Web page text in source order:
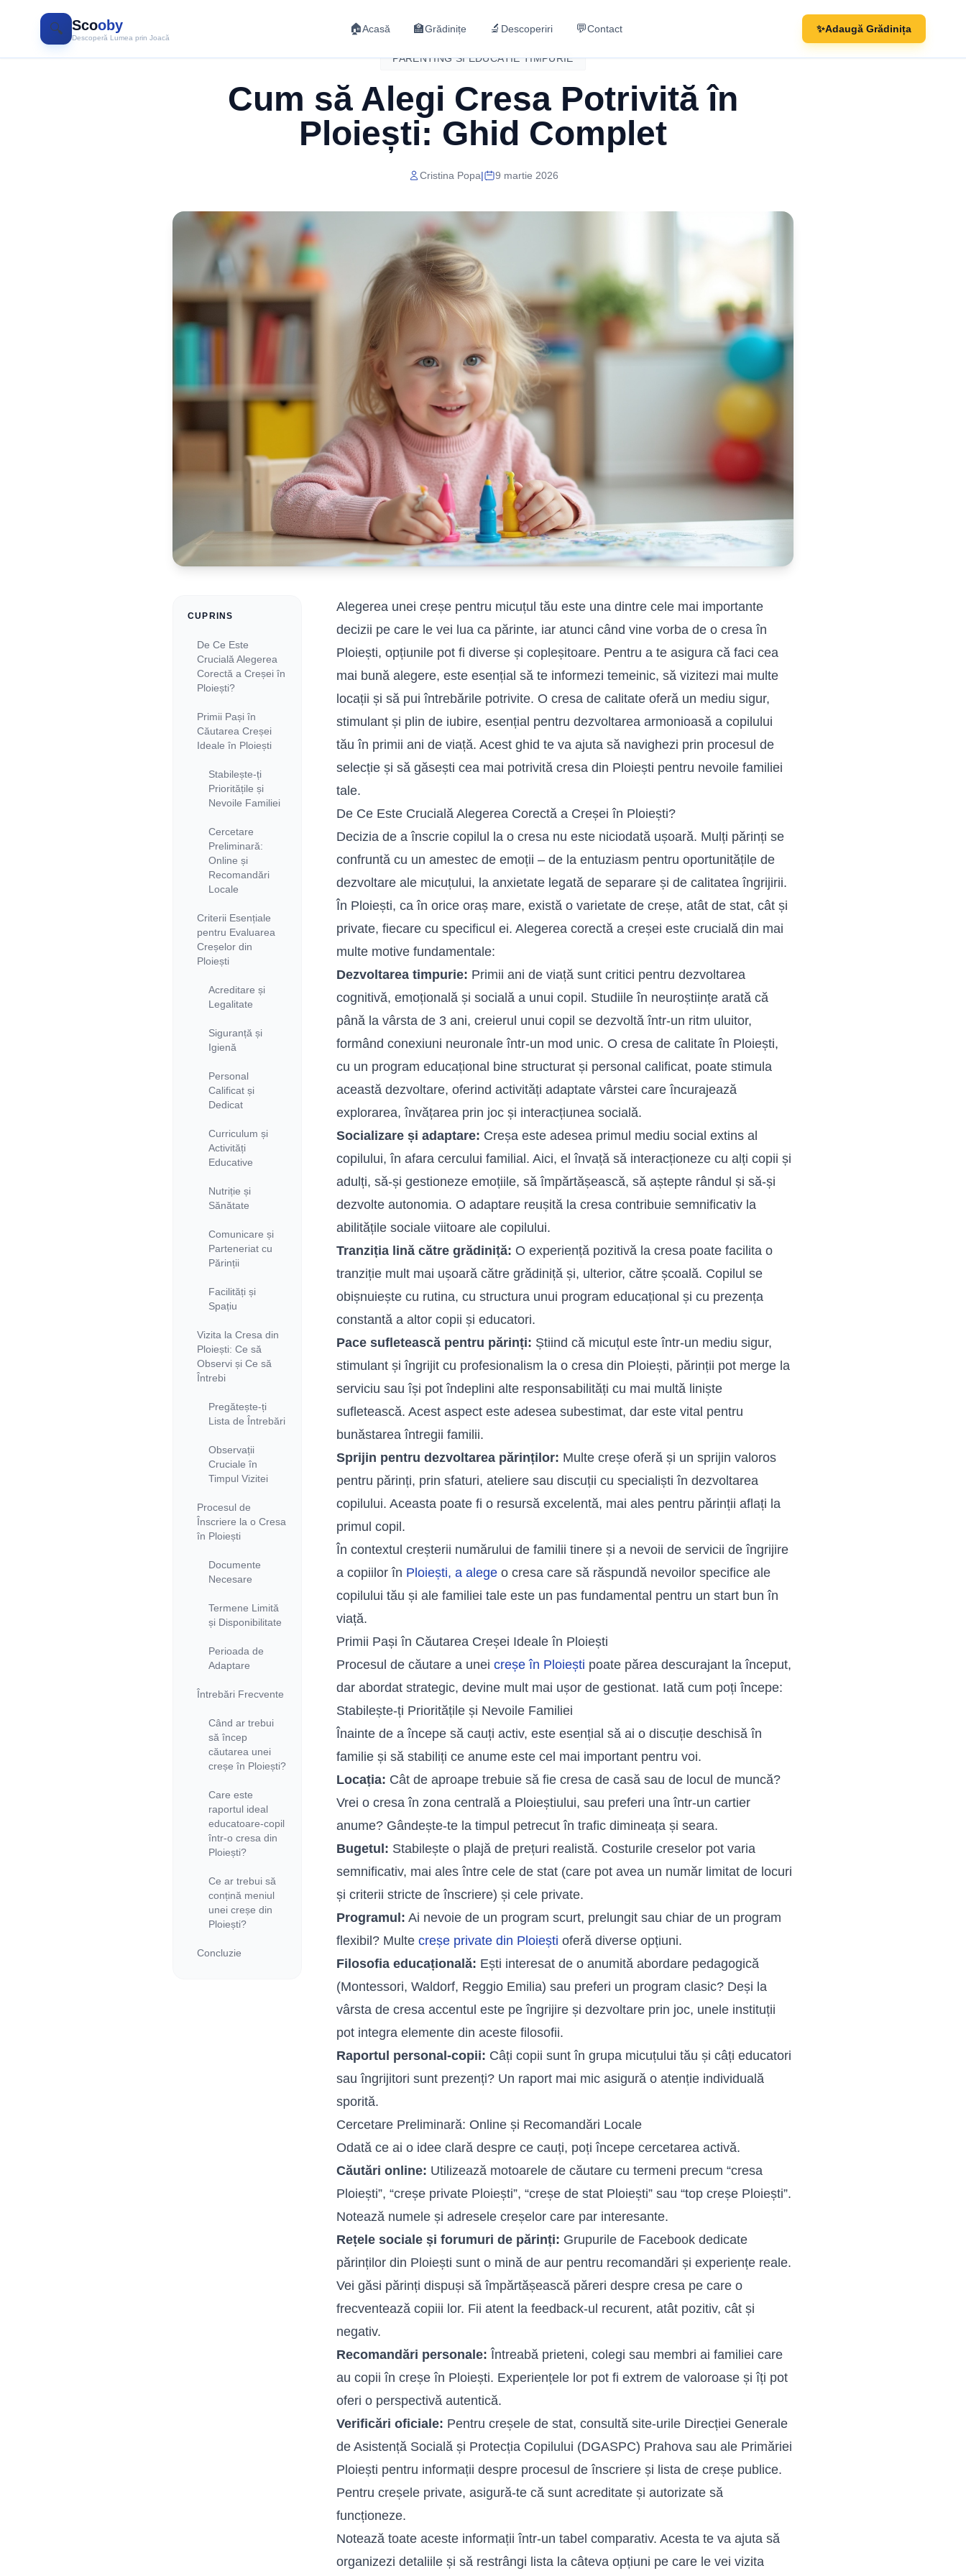
🔍 Scooby
Descoperă Lumea prin Joacă
🏠Acasă 🏫Grădinițe 🔬 Descoperiri 💬Contact ✨Adaugă Grădinița
PARENTING SI EDUCATIE TIMPURIE
Cum să Alegi Cresa Potrivită în
Ploiești: Ghid Complet
Cristina Popa| 9 martie 2026
CUPRINS
De Ce Este
Crucială Alegerea
Corectă a Creșei în
Ploiești?
Primii Pași în
Căutarea Creșei
Ideale în Ploiești
Stabilește-ți
Prioritățile și
Nevoile Familiei
Cercetare
Preliminară:
Online și
Recomandări
Locale
Criterii Esențiale
pentru Evaluarea
Creșelor din
Ploiești
Acreditare și
Legalitate
Siguranță și
Igienă
Personal
Calificat și
Dedicat
Curriculum și
Activități
Educative
Nutriție și
Sănătate
Comunicare și
Parteneriat cu
Părinții
Facilități și
Spațiu
Vizita la Cresa din
Ploiești: Ce să
Observi și Ce să
Întrebi
Pregătește-ți
Lista de Întrebări
Observații
Cruciale în
Timpul Vizitei
Procesul de
Înscriere la o Cresa
în Ploiești
Documente
Necesare
Termene Limită
și Disponibilitate
Perioada de
Adaptare
Întrebări Frecvente
Când ar trebui
să încep
căutarea unei
creșe în Ploiești?
Care este
raportul ideal
educatoare-copil
într-o cresa din
Ploiești?
Ce ar trebui să
conțină meniul
unei creșe din
Ploiești?
Concluzie
Alegerea unei creșe pentru micuțul tău este una dintre cele mai importante
decizii pe care le vei lua ca părinte, iar atunci când vine vorba de o cresa în
Ploiești, opțiunile pot fi diverse și copleșitoare. Pentru a te asigura că faci cea
mai bună alegere, este esențial să te informezi temeinic, să vizitezi mai multe
locații și să pui întrebările potrivite. O cresa de calitate oferă un mediu sigur,
stimulant și plin de iubire, esențial pentru dezvoltarea armonioasă a copilului
tău în primii ani de viață. Acest ghid te va ajuta să navighezi prin procesul de
selecție și să găsești cea mai potrivită cresa din Ploiești pentru nevoile familiei
tale.
De Ce Este Crucială Alegerea Corectă a Creșei în Ploiești?
Decizia de a înscrie copilul la o cresa nu este niciodată ușoară. Mulți părinți se
confruntă cu un amestec de emoții – de la entuziasm pentru oportunitățile de
dezvoltare ale micuțului, la anxietate legată de separare și de calitatea îngrijirii.
În Ploiești, ca în orice oraș mare, există o varietate de creșe, atât de stat, cât și
private, fiecare cu specificul ei. Alegerea corectă a creșei este crucială din mai
multe motive fundamentale:
Dezvoltarea timpurie: Primii ani de viață sunt critici pentru dezvoltarea
cognitivă, emoțională și socială a unui copil. Studiile în neuroștiințe arată că
până la vârsta de 3 ani, creierul unui copil se dezvoltă într-un ritm uluitor,
formând conexiuni neuronale într-un mod unic. O cresa de calitate în Ploiești,
cu un program educațional bine structurat și personal calificat, poate stimula
această dezvoltare, oferind activități adaptate vârstei care încurajează
explorarea, învățarea prin joc și interacțiunea socială.
Socializare și adaptare: Creșa este adesea primul mediu social extins al
copilului, în afara cercului familial. Aici, el învață să interacționeze cu alți copii și
adulți, să-și gestioneze emoțiile, să împărtășească, să aștepte rândul și să-și
dezvolte autonomia. O adaptare reușită la cresa contribuie semnificativ la
abilitățile sociale viitoare ale copilului.
Tranziția lină către grădiniță: O experiență pozitivă la cresa poate facilita o
tranziție mult mai ușoară către grădiniță și, ulterior, către școală. Copilul se
obișnuiește cu rutina, cu structura unui program educațional și cu prezența
constantă a altor copii și educatori.
Pace sufletească pentru părinți: Știind că micuțul este într-un mediu sigur,
stimulant și îngrijit cu profesionalism la o cresa din Ploiești, părinții pot merge la
serviciu sau își pot îndeplini alte responsabilități cu mai multă liniște
sufletească. Acest aspect este adesea subestimat, dar este vital pentru
bunăstarea întregii familii.
Sprijin pentru dezvoltarea părinților: Multe creșe oferă și un sprijin valoros
pentru părinți, prin sfaturi, ateliere sau discuții cu specialiști în dezvoltarea
copilului. Aceasta poate fi o resursă excelentă, mai ales pentru părinții aflați la
primul copil.
În contextul creșterii numărului de familii tinere și a nevoii de servicii de îngrijire
a copiilor în Ploiești, a alege o cresa care să răspundă nevoilor specifice ale
copilului tău și ale familiei tale este un pas fundamental pentru un start bun în
viață.
Primii Pași în Căutarea Creșei Ideale în Ploiești
Procesul de căutare a unei creșe în Ploiești poate părea descurajant la început,
dar abordat strategic, devine mult mai ușor de gestionat. Iată cum poți începe:
Stabilește-ți Prioritățile și Nevoile Familiei
Înainte de a începe să cauți activ, este esențial să ai o discuție deschisă în
familie și să stabiliți ce anume este cel mai important pentru voi.
Locația: Cât de aproape trebuie să fie cresa de casă sau de locul de muncă?
Vrei o cresa în zona centrală a Ploieștiului, sau preferi una într-un cartier
anume? Gândește-te la timpul petrecut în trafic dimineața și seara.
Bugetul: Stabilește o plajă de prețuri realistă. Costurile creselor pot varia
semnificativ, mai ales între cele de stat (care pot avea un număr limitat de locuri
și criterii stricte de înscriere) și cele private.
Programul: Ai nevoie de un program scurt, prelungit sau chiar de un program
flexibil? Multe creșe private din Ploiești oferă diverse opțiuni.
Filosofia educațională: Ești interesat de o anumită abordare pedagogică
(Montessori, Waldorf, Reggio Emilia) sau preferi un program clasic? Deși la
vârsta de cresa accentul este pe îngrijire și dezvoltare prin joc, unele instituții
pot integra elemente din aceste filosofii.
Raportul personal-copii: Câți copii sunt în grupa micuțului tău și câți educatori
sau îngrijitori sunt prezenți? Un raport mai mic asigură o atenție individuală
sporită.
Cercetare Preliminară: Online și Recomandări Locale
Odată ce ai o idee clară despre ce cauți, poți începe cercetarea activă.
Căutări online: Utilizează motoarele de căutare cu termeni precum “cresa
Ploiești”, “creșe private Ploiești”, “creșe de stat Ploiești” sau “top creșe Ploiești”.
Notează numele și adresele creșelor care par interesante.
Rețele sociale și forumuri de părinți: Grupurile de Facebook dedicate
părinților din Ploiești sunt o mină de aur pentru recomandări și experiențe reale.
Vei găsi părinți dispuși să împărtășească păreri despre cresa pe care o
frecventează copiii lor. Fii atent la feedback-ul recurent, atât pozitiv, cât și
negativ.
Recomandări personale: Întreabă prieteni, colegi sau membri ai familiei care
au copii în creșe în Ploiești. Experiențele lor pot fi extrem de valoroase și îți pot
oferi o perspectivă autentică.
Verificări oficiale: Pentru creșele de stat, consultă site-urile Direcției Generale
de Asistență Socială și Protecția Copilului (DGASPC) Prahova sau ale Primăriei
Ploiești pentru informații despre procesul de înscriere și lista de creșe publice.
Pentru creșele private, asigură-te că sunt acreditate și autorizate să
funcționeze.
Notează toate aceste informații într-un tabel comparativ. Acesta te va ajuta să
organizezi detaliile și să restrângi lista la câteva opțiuni pe care le vei vizita